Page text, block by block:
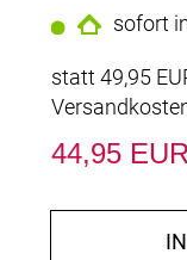
sofort
statt 49,95
44,95 EUR